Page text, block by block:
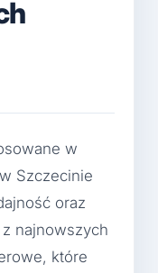
w
Szczecinie
oraz
najnowszych
które